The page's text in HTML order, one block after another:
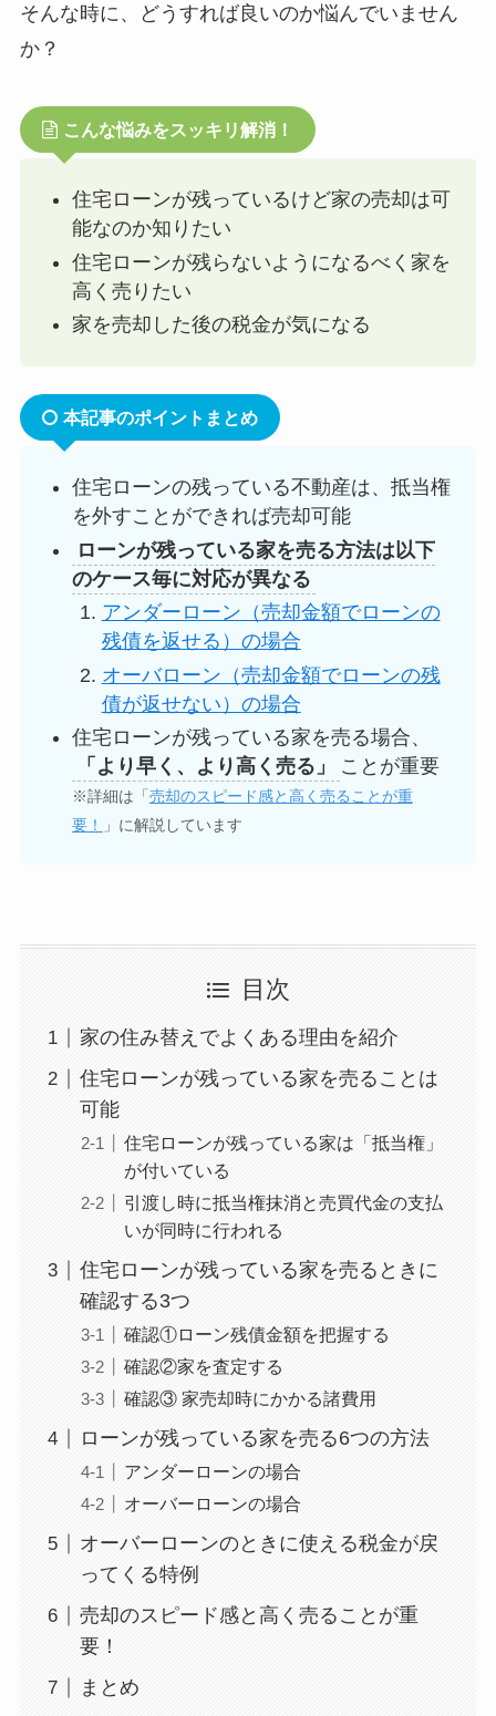
そんな時に、どうすれば良いのか悩んでいません
か？
こんな悩みをスッキリ解消！
住宅ローンが残っているけど家の売却は可
能なのか知りたい
住宅ローンが残らないようになるべく家を
高く売りたい
家を売却した後の税金が気になる
本記事のポイントまとめ
住宅ローンの残っている不動産は、抵当権
を外すことができれば売却可能
ローンが残っている家を売る方法は以下
のケース毎に対応が異なる
アンダーローン（売却金額でローンの
残債を返せる）の場合
オーバローン（売却金額でローンの残
債が返せない ）の場合
住宅ローンが残っている家を売る場合、
「より早く、より高く売る」
ことが重要
※詳細は「 売却のスピード感と高く売ることが重
要！
」に解説しています
目次
家の住み替えでよくある理由を紹介
住宅ローンが残っている家を売ることは
可能
住宅ローンが残っている家は「抵当権」
が付いている
引渡し時に抵当権抹消と売買代金の支払
いが同時に行われる
住宅ローンが残っている家を売るときに
確認する3つ
確認①ローン残債金額を把握する
確認②家を査定する
確認③ 家売却時にかかる諸費用
ローンが残っている家を売る6つの方法
アンダーローンの場合
オーバーローンの場合
オーバーローンのときに使える税金が戻
ってくる特例
売却のスピード感と高く売ることが重
要！
まとめ